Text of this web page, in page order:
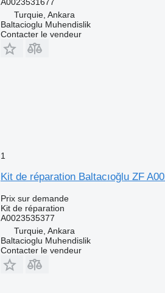
Turquie, Ankara
Baltacioglu Muhendislik
Contacter le vendeur
1
Kit de réparation Baltacıoğlu ZF
Prix sur demande
Kit de réparation
A0023535377
Turquie, Ankara
Baltacioglu Muhendislik
Contacter le vendeur